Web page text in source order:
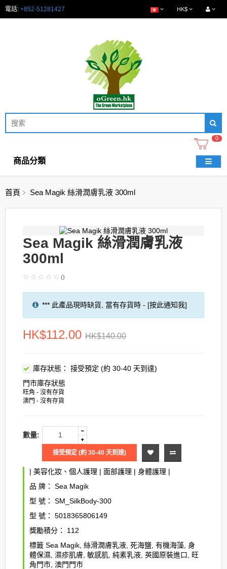
電話: +852-51281427 HK$
0
商品分類
首頁 Sea Magik 絲滑潤膚乳液 300ml
Sea Magik 絲滑潤膚乳液
300ml
()
*** 此產品現時缺貨, 當有存貨時 - [按此通知我]
HK$112.00 HK$140.00
庫存狀態：
接受預定 (約 30-40 天到達)
門市庫存狀態
旺角 - 沒有存貨
澳門 - 沒有存貨
數量:
接受預定 (約 30-40 天到達)
| 美容化妝、個人護理 | 面部護理 | 身體護理 |
品 牌：
Sea Magik
型 號：
SM_SilkBody-300
型 號：
5018365806149
獎勵積分：
112
標籤 Sea Magik 絲滑潤膚乳液 死海鹽 有機海藻 身
體保濕 濕疹肌膚 敏感肌 純素乳液 英國原裝進口
旺
角門市 澳門門市